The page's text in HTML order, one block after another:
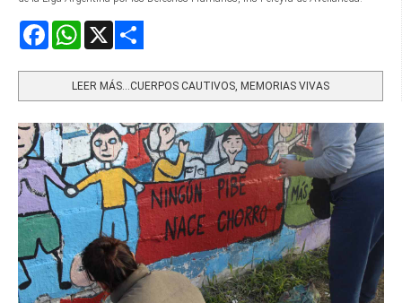
FacebookWhatsApp
LEER MÁS…CUERPOS CAUTIVOS, MEMORIAS VIVAS